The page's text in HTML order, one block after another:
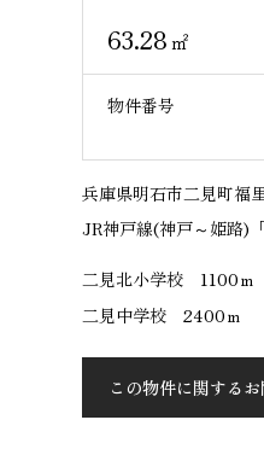
63.28㎡
物件番号
兵庫県明石市二見町福
JR神戸線(神戸～姫路)
二見北小学校 1100ｍ
二見中学校 2400ｍ
この物件に関する